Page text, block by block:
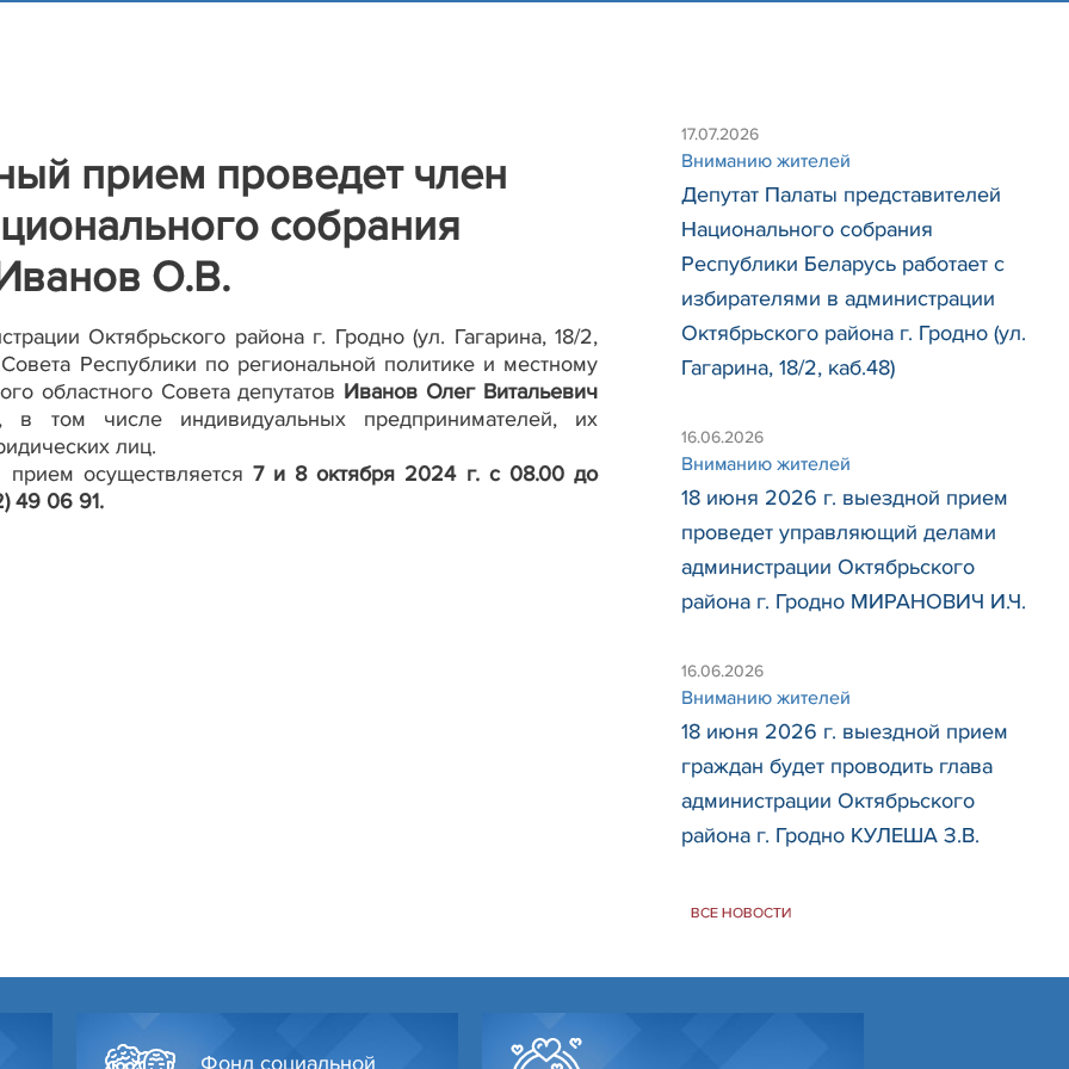
прием проведет член
собрания
О.В.
Октябрьского района г. Гродно (ул. Гагарина, 18/2,
Республики по региональной политике и местному
областного Совета депутатов Иванов Олег Витальевич
том числе индивидуальных предпринимателей, их
лиц.
осуществляется 7 и 8 октября 2024 г. с 08.00 до
49 06 91.
17.07.2026
Вниманию жителей
Депутат Палаты представителей
Национального собрания
Республики Беларусь работает с
избирателями в администрации
Октябрьского района г. Гродно (ул.
Гагарина, 18/2, каб.48)
16.06.2026
Вниманию жителей
18 июня 2026 г. выездной прием
проведет управляющий делами
администрации Октябрьского
района г. Гродно МИРАНОВИЧ И.Ч.
16.06.2026
Вниманию жителей
18 июня 2026 г. выездной прием
граждан будет проводить глава
администрации Октябрьского
района г. Гродно КУЛЕША З.В.
ВСЕ НОВОСТИ
Фонд социальной